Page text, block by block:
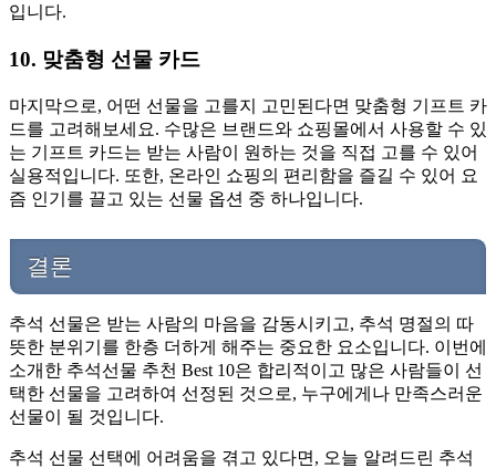
입니다.
10. 맞춤형 선물 카드
마지막으로, 어떤 선물을 고를지 고민된다면 맞춤형 기프트 카
드를 고려해보세요. 수많은 브랜드와 쇼핑몰에서 사용할 수 있
는 기프트 카드는 받는 사람이 원하는 것을 직접 고를 수 있어
실용적입니다. 또한, 온라인 쇼핑의 편리함을 즐길 수 있어 요
즘 인기를 끌고 있는 선물 옵션 중 하나입니다.
결론
추석 선물은 받는 사람의 마음을 감동시키고, 추석 명절의 따
뜻한 분위기를 한층 더하게 해주는 중요한 요소입니다. 이번에
소개한 추석선물 추천 Best 10은 합리적이고 많은 사람들이 선
택한 선물을 고려하여 선정된 것으로, 누구에게나 만족스러운
선물이 될 것입니다.
추석 선물 선택에 어려움을 겪고 있다면, 오늘 알려드린 추석